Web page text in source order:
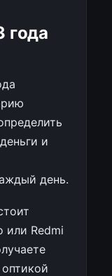
года
и
день.
или Redmi